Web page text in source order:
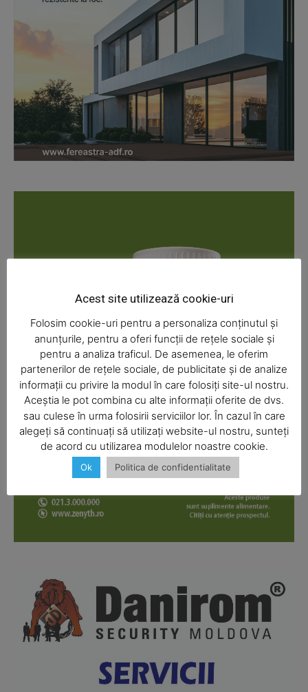
SUBSCRIBE NOW
Company
About
Acest site utilizează cookie-uri
Folosim cookie-uri pentru a personaliza conținutul și
anunțurile, pentru a oferi funcții de rețele sociale și
pentru a analiza traficul. De asemenea, le oferim
partenerilor de rețele sociale, de publicitate și de analize
informații cu privire la modul în care folosiți site-ul nostru.
Aceștia le pot combina cu alte informații oferite de dvs.
sau culese în urma folosirii serviciilor lor. În cazul în care
alegeți să continuați să utilizați website-ul nostru, sunteți
de acord cu utilizarea modulelor noastre cookie.
Ok Politica de confidentialitate